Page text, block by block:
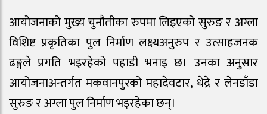
आयोजनाको मुख्य चुनौतीका रुपमा लिइएको सुरुङ र अग्ला
विशिष्ट प्रकृतिका पुल निर्माण लक्ष्यअनुरुप र उत्साहजनक
ढङ्गले प्रगति भइरहेको पहाडी भनाइ छ। उनका अनुसार
आयोजनाअन्तर्गत मकवानपुरको महादेवटार, धेद्रे र लेनडाँडा
सुरुङ र अग्ला पुल निर्माण भइरहेका छन्।